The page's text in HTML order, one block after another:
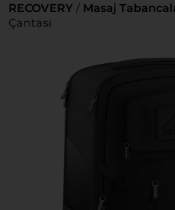
RECOVERY / Masaj
Çantası